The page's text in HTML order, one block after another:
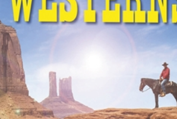
et best of